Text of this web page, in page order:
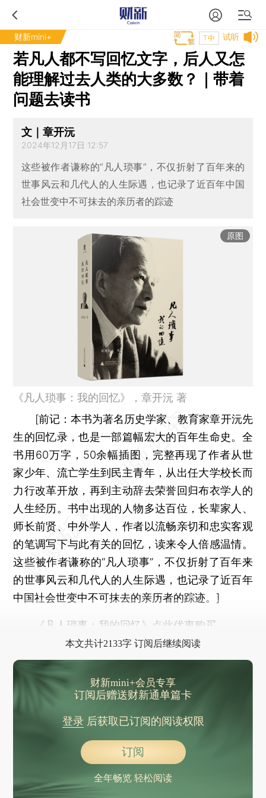
财新mini+ 试听
T中
若凡人都不写回忆文字，后人又怎
能理解过去人类的大多数？｜带着
问题去读书
文｜章开沅
2024年12月17日 12:57
这些被作者谦称的“凡人琐事”，不仅折射了百年来的
世事风云和几代人的人生际遇，也记录了近百年中国
社会世变中不可抹去的亲历者的踪迹
原图
《凡人琐事：我的回忆》，章开沅 著
[前记： 本书为著名历史学家、教育家章开沅先
生的回忆录，也是一部篇幅宏大的百年生命史。全
书用60万字，50余幅插图，完整再现了作者从世
家少年、流亡学生到民主青年，从出任大学校长而
力行改革开放，再到主动辞去荣誉回归布衣学人的
人生经历。书中出现的人物多达百位，长辈家人、
师长前贤、中外学人，作者以流畅亲切和忠实客观
的笔调写下与此有关的回忆，读来令人倍感温情。
这些被作者谦称的“凡人琐事”，不仅折射了百年来
的世事风云和几代人的人生际遇，也记录了近百年
中国社会世变中不可抹去的亲历者的踪迹。]
《凡人琐事：我的回忆》点此优惠购买
本文共计2133字 订阅后继续阅读
财新mini+会员专享
订阅后赠送财新通单篇卡
登录后获取已订阅的阅读权限
订阅
全年畅览 轻松阅读